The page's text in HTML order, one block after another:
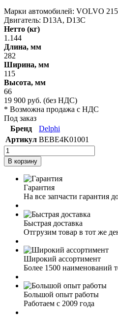
Марки автомобилей: VOLVO
Двигатель: D13A, D13C
Нетто (кг)
1.144
Длина, мм
282
Ширина, мм
115
Высота, мм
66
19 900 руб. (без НДС)
* Возможна продажа с НДС
Под заказ
Бренд
Delphi
Артикул BEBE4K01001
В корзину
Гарантия
На все запчасти гарантия
Быстрая доставка
Отгрузим товар в тот же
Широкий ассортимент
Более 1500 наименований
Большой опыт работы
Работаем с 2009 года